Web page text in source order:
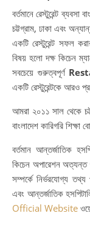
বর্তমানে রেস্টুরেন্ট ব্যবসা বাংলাদেশের অন্যতম দ্রুত বর্ধনশীল একটি সেক্টর। বিশেষ করে
চট্টগ্রাম, ঢাকা এবং
একটি রেস্টুরেন্ট সফল
বিষয় হলো দক্ষ কিচেন
সবচেয়ে গুরুত্বপূর্ণ
একটি রেস্টুরেন্টকে আরও
আমরা ২০১১ সাল থেকে
বাংলাদেশ কারিগরি
বর্তমান আন্তর্জাতিক
কিচেন অপারেশন অত্যন্ত
সম্পর্কে নির্ভরযোগ্য তথ্য
এবং আন্তর্জাতিক
Official Website